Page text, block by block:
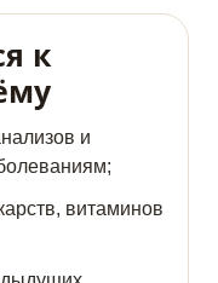
к
и
витаминов